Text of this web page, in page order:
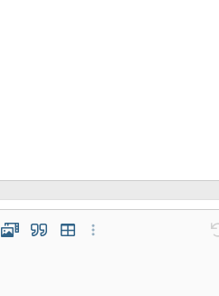
изображение
МедиаЦитатаВставить таблицу
Дополнительно...